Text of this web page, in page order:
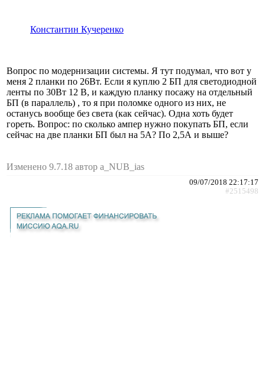
Константин Кучеренко
Вопрос по модернизации системы. Я тут подумал, что вот у
меня 2 планки по 26Вт. Если я куплю 2 БП для светодиодной
ленты по 30Вт 12 В, и каждую планку посажу на отдельный
БП (в параллель) , то я при поломке одного из них, не
останусь вообще без света (как сейчас). Одна хоть будет
гореть. Вопрос: по сколько ампер нужно покупать БП, если
сейчас на две планки БП был на 5А? По 2,5А и выше?
Изменено 9.7.18 автор a_NUB_ias
09/07/2018 22:17:17
#2515498